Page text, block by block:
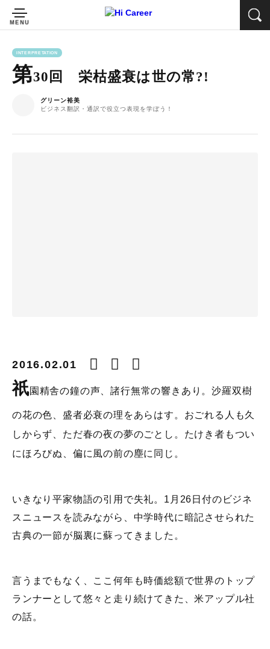
INTERPRETATION
第30回 栄枯盛衰は世の常?!
グリーン裕美
ビジネス翻訳・通訳で役立つ表現を学ぼう！
2016.02.01
祇園精舎の鐘の声、諸行無常の響きあり。沙羅双樹
の花の色、盛者必衰の理をあらはす。おごれる人も久
しからず、ただ春の夜の夢のごとし。たけき者もつい
にほろびぬ、偏に風の前の塵に同じ。
いきなり平家物語の引用で失礼。1月26日付のビジネ
スニュースを読みながら、中学時代に暗記させられた
古典の一節が脳裏に蘇ってきました。
言うまでもなく、ここ何年も時価総額で世界のトップ
ランナーとして悠々と走り続けてきた、米アップル社
の話。